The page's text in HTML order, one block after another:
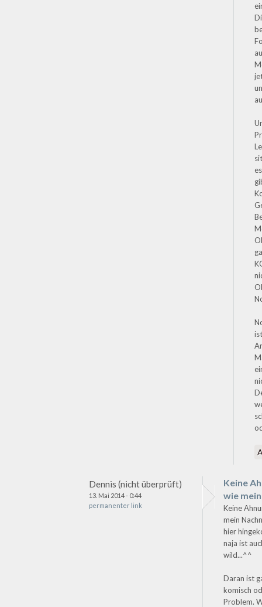
Dennis (nicht überprüft)
13. Mai 2014 - 0:44
permanenter link
Keine
wie mein
Keine
mein
hier
naja ist
wild...^^
Daran ist
komisch
Problem.